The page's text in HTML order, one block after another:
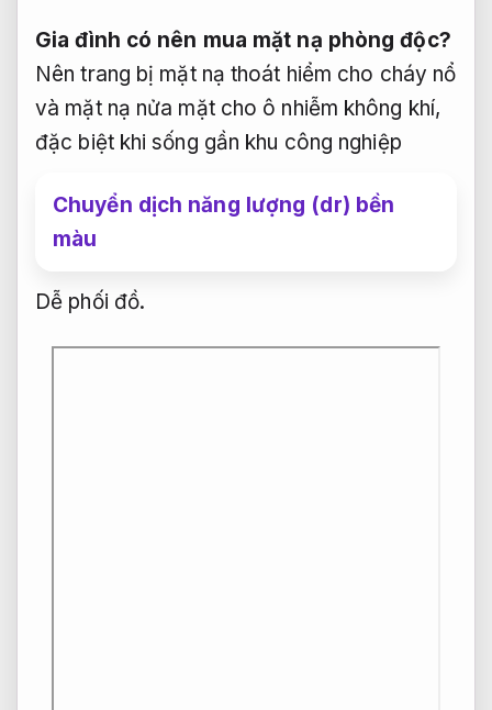
Gia đình có nên mua mặt nạ phòng độc?
Nên trang bị mặt nạ thoát hiểm cho cháy nổ
và mặt nạ nửa mặt cho ô nhiễm không khí,
đặc biệt khi sống gần khu công nghiệp
Chuyển dịch năng lượng (dr) bền
màu
Dễ phối đồ.